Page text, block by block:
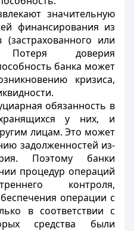
значительную
финансирования из
(застрахованного или
Потеря доверия
банка может
кризиса,
обязанность в
у них, и
лицам. Это может
задолженностей из-
Поэтому банки
процедур операций
контроля,
операции с
в соответствии с
средства были